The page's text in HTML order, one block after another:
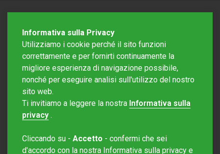
Editore Rotostampa SA
Sito creato daRedesign
Informativa sulla Privacy
Utilizziamo i cookie perché il sito funzioni
correttamente e per fornirti continuamente la
migliore esperienza di navigazione possibile,
nonché per eseguire analisi sull'utilizzo del nostro
sito web.
Ti invitiamo a leggere la nostra Informativa sulla
privacy .
Cliccando su - Accetto - confermi che sei
d'accordo con la nostra Informativa sulla privacy e